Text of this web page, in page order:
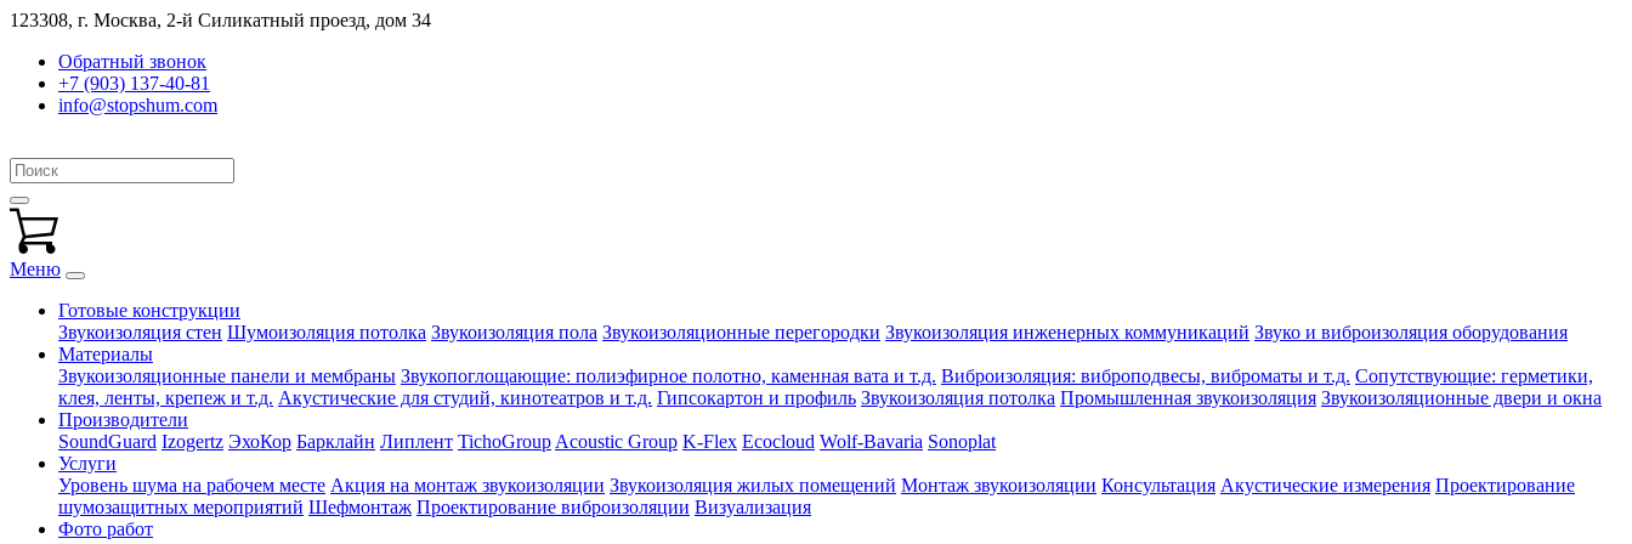
123308, г. Москва, 2-й Силикатный проезд, дом 34
Обратный звонок
+7 (903) 137-40-81
info@stopshum.com
Меню
Готовые конструкции
Звукоизоляция стен Шумоизоляция потолка Звукоизоляция пола Звукоизоляционные перегородки Звукоизоляция инженерных коммуникаций Звуко и виброизоляция оборудования
Материалы
Звукоизоляционные панели и мембраны Звукопоглощающие: полиэфирное полотно, каменная вата и т.д. Виброизоляция: виброподвесы, виброматы и т.д. Сопутствующие: герметики,
клея, ленты, крепеж и т.д. Акустические для студий, кинотеатров и т.д. Гипсокартон и профиль Звукоизоляция потолка Промышленная звукоизоляция Звукоизоляционные двери и окна
Производители
SoundGuard Izogertz ЭхоКор Барклайн Липлент TichoGroup Acoustic Group K-Flex Ecocloud Wolf-Bavaria Sonoplat
Услуги
Уровень шума на рабочем месте Акция на монтаж звукоизоляции Звукоизоляция жилых помещений Монтаж звукоизоляции Консультация Акустические измерения Проектирование
шумозащитных мероприятий Шефмонтаж Проектирование виброизоляции Визуализация
Фото работ